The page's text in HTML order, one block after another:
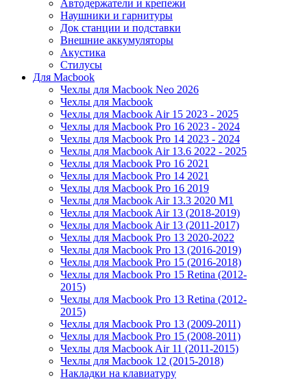
Автодержатели и крепежи
Наушники и гарнитуры
Док станции и подставки
Внешние аккумуляторы
Акустика
Стилусы
Для Macbook
Чехлы для Macbook Neo 2026
Чехлы для Macbook
Чехлы для Macbook Air 15 2023 - 2025
Чехлы для Macbook Pro 16 2023 - 2024
Чехлы для Macbook Pro 14 2023 - 2024
Чехлы для Macbook Air 13.6 2022 - 2025
Чехлы для Macbook Pro 16 2021
Чехлы для Macbook Pro 14 2021
Чехлы для Macbook Pro 16 2019
Чехлы для Macbook Air 13.3 2020 M1
Чехлы для Macbook Air 13 (2018-2019)
Чехлы для Macbook Air 13 (2011-2017)
Чехлы для Macbook Pro 13 2020-2022
Чехлы для Macbook Pro 13 (2016-2019)
Чехлы для Macbook Pro 15 (2016-2018)
Чехлы для Macbook Pro 15 Retina (2012-
2015)
Чехлы для Macbook Pro 13 Retina (2012-
2015)
Чехлы для Macbook Pro 13 (2009-2011)
Чехлы для Macbook Pro 15 (2008-2011)
Чехлы для Macbook Air 11 (2011-2015)
Чехлы для Macbook 12 (2015-2018)
Накладки на клавиатуру